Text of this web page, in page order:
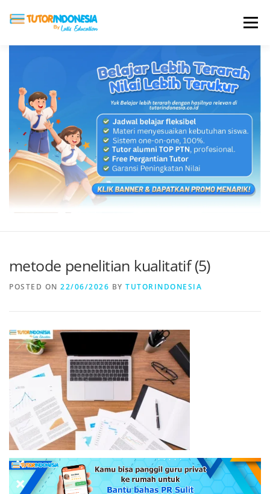
Menu
ABOUT US JADI PENGAJAR
BIAYA LES TESTIMONI PROFIL ALUMNI
BLOG DAFTAR SEKOLAH
metode penelitian kualitatif (5)
POSTED ON 22/06/2026 BY TUTORINDONESIA